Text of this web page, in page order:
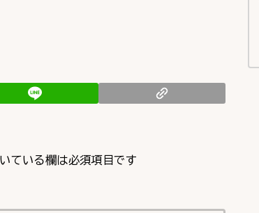
ている欄は必須項目です